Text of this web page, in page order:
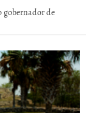
gobernador de